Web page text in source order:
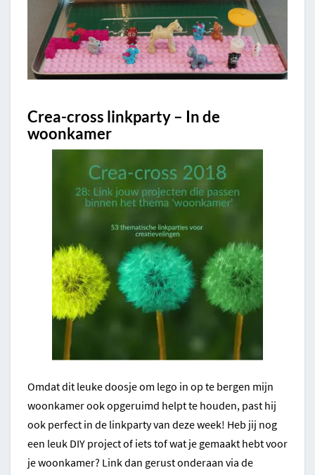
Crea-cross linkparty – In de
woonkamer
Omdat dit leuke doosje om lego in op te bergen mijn
woonkamer ook opgeruimd helpt te houden, past hij
ook perfect in de linkparty van deze week! Heb jij nog
een leuk DIY project of iets tof wat je gemaakt hebt voor
je woonkamer? Link dan gerust onderaan via de